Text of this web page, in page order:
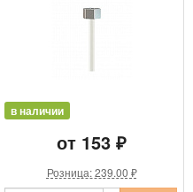
в наличии
от 153 ₽
Розница: 239.00 ₽